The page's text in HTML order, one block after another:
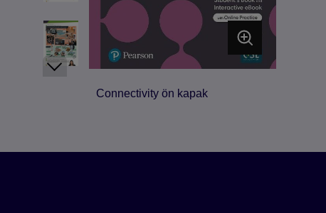
Connectivity ön kapak